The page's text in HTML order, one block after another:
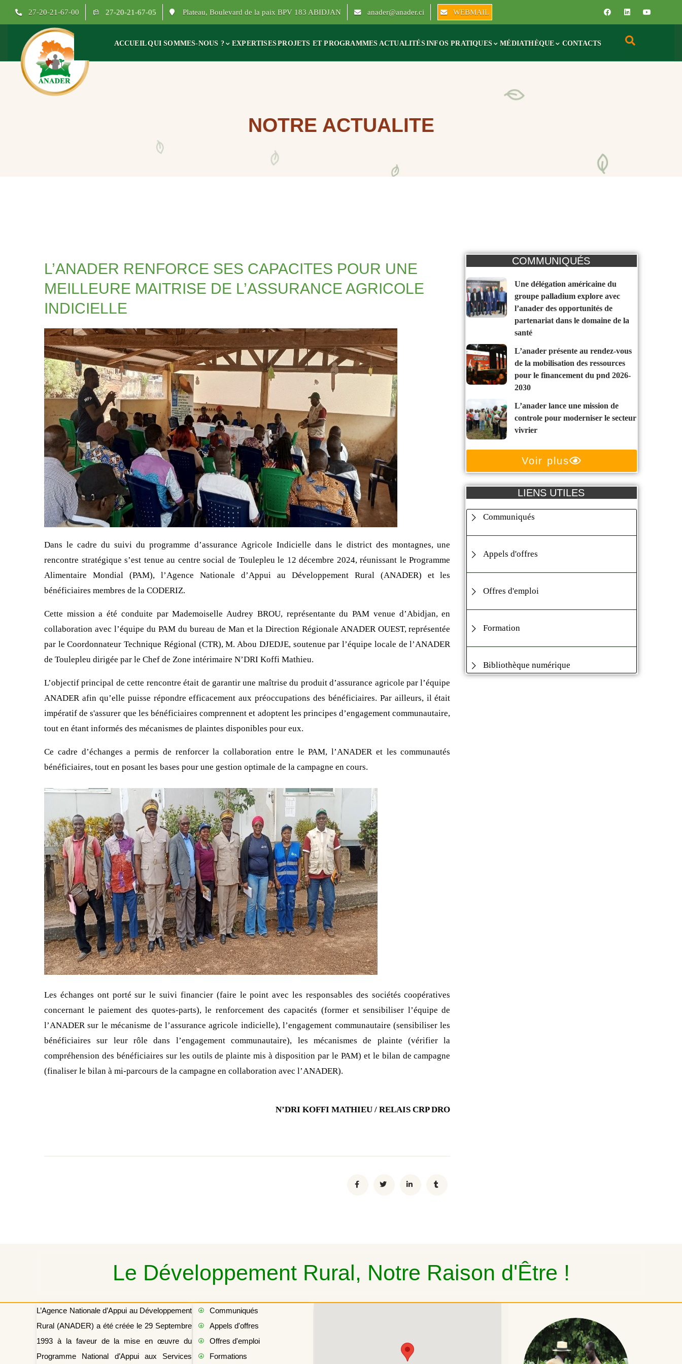
27-20-21-67-00 27-20-21-67-05 Plateau, Boulevard de la paix BPV 183 ABIDJAN anader@anader.ci WEBMAIL
ACCUEILQUI SOMMES-NOUS ? EXPERTISESPROJETS ET PROGRAMMES ACTUALITÉSINFOS PRATIQUES MÉDIATHÈQUE CONTACTS
NOTRE ACTUALITE
L’ANADER RENFORCE SES CAPACITES POUR UNE
MEILLEURE MAITRISE DE L’ASSURANCE AGRICOLE
INDICIELLE
Dans le cadre du suivi du programme d’assurance Agricole Indicielle dans le district des montagnes, une
rencontre stratégique s’est tenue au centre social de Toulepleu le 12 décembre 2024, réunissant le Programme
Alimentaire Mondial (PAM), l’Agence Nationale d’Appui au Développement Rural (ANADER) et les
bénéficiaires membres de la CODERIZ.
Cette mission a été conduite par Mademoiselle Audrey BROU, représentante du PAM venue d’Abidjan, en
collaboration avec l’équipe du PAM du bureau de Man et la Direction Régionale ANADER OUEST, représentée
par le Coordonnateur Technique Régional (CTR), M. Abou DJEDJE, soutenue par l’équipe locale de l’ANADER
de Toulepleu dirigée par le Chef de Zone intérimaire N’DRI Koffi Mathieu.
L’objectif principal de cette rencontre était de garantir une maîtrise du produit d’assurance agricole par l’équipe
ANADER afin qu’elle puisse répondre efficacement aux préoccupations des bénéficiaires. Par ailleurs, il était
impératif de s'assurer que les bénéficiaires comprennent et adoptent les principes d’engagement communautaire,
tout en étant informés des mécanismes de plaintes disponibles pour eux.
Ce cadre d’échanges a permis de renforcer la collaboration entre le PAM, l’ANADER et les communautés
bénéficiaires, tout en posant les bases pour une gestion optimale de la campagne en cours.
Les échanges ont porté sur le suivi financier (faire le point avec les responsables des sociétés coopératives
concernant le paiement des quotes-parts), le renforcement des capacités (former et sensibiliser l’équipe de
l’ANADER sur le mécanisme de l’assurance agricole indicielle), l’engagement communautaire (sensibiliser les
bénéficiaires sur leur rôle dans l’engagement communautaire), les mécanismes de plainte (vérifier la
compréhension des bénéficiaires sur les outils de plainte mis à disposition par le PAM) et le bilan de campagne
(finaliser le bilan à mi-parcours de la campagne en collaboration avec l’ANADER).
N’DRI KOFFI MATHIEU / RELAIS CRP DRO
COMMUNIQUÉS
une délégation américaine du
groupe palladium explore avec
l’anader des opportunités de
partenariat dans le domaine de la
santé
l’anader présente au rendez-vous
de la mobilisation des ressources
pour le financement du pnd 2026-
2030
l’anader lance une mission de
controle pour moderniser le secteur
vivrier
Voir plus
LIENS UTILES
Communiqués
Appels d'offres
Offres d'emploi
Formation
Bibliothèque numérique
Le Développement Rural, Notre Raison d'Être !
L’Agence Nationale d’Appui au Développement
Rural (ANADER) a été créée le 29 Septembre
1993 à la faveur de la mise en œuvre du
Programme National d’Appui aux Services
Communiqués
Appels d'offres
Offres d'emploi
Formations